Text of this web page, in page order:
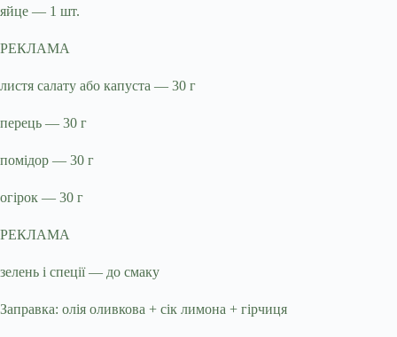
яйце — 1 шт.
РЕКЛАМА
листя салату або капуста — 30 г
перець — 30 г
помідор — 30 г
огірок — 30 г
РЕКЛАМА
зелень і спеції — до смаку
Заправка: олія оливкова + сік лимона + гірчиця